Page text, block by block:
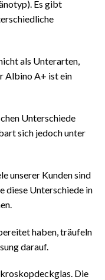
Es gibt
als Unterarten,
Albino A+ ist ein
Unterschiede
sich jedoch unter
unserer Kunden sind
diese Unterschiede in
haben, träufeln
darauf.
Die